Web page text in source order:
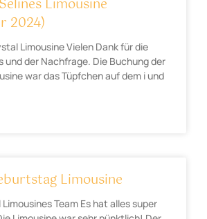
Limousine
2024)
Limousine Vielen Dank für die
und der Nachfrage. Die Buchung der
war das Tüpfchen auf dem i und
Limousine
Team Es hat alles super